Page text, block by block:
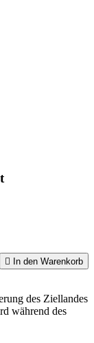
 In den Warenkorb
des Ziellandes
während des